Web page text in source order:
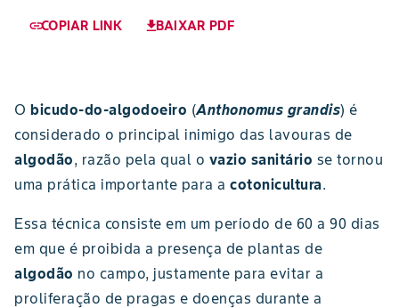
COPIAR LINK
link BAIXAR PDF
download
O bicudo-do-algodoeiro (Anthonomus grandis) é
considerado o principal inimigo das lavouras de
algodão, razão pela qual o vazio sanitário se tornou
uma prática importante para a cotonicultura.
Essa técnica consiste em um período de 60 a 90 dias
em que é proibida a presença de plantas de
algodão no campo, justamente para evitar a
proliferação de pragas e doenças durante a